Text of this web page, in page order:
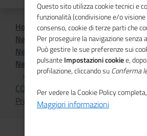
Home
Sistema Camerale
News dal sistema camerale
News dal sistema camerale -
News dal sistema camerale -
COMO-LECCO - Alla XV Giornata
Premio Innovazione Ideaimpresa 2024
Questo sito utilizza cookie tecnici e
funzionalità (condivisione e/o
consenso, cookie di terze parti che
Per proseguire la navigazione
Può gestire le sue preferenze sui
pulsanteImpostazioni cookiee,
profilazione, cliccando suConferma
Per vedere la Cookie Policy
Maggiori informazioni